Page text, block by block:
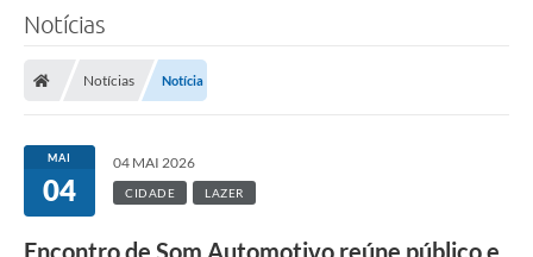
Notícias
Notícias Notícia
MAI
04
04 MAI 2026
CIDADE LAZER
Encontro de Som Automotivo reúne público e